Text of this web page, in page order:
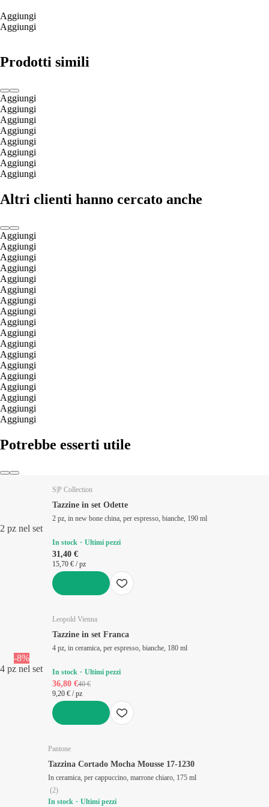
Aggiungi
Aggiungi
Prodotti simili
Aggiungi
Aggiungi
Aggiungi
Aggiungi
Aggiungi
Aggiungi
Aggiungi
Aggiungi
Altri clienti hanno cercato anche
Aggiungi
Aggiungi
Aggiungi
Aggiungi
Aggiungi
Aggiungi
Aggiungi
Aggiungi
Aggiungi
Aggiungi
Aggiungi
Aggiungi
Aggiungi
Aggiungi
Aggiungi
Aggiungi
Aggiungi
Aggiungi
Potrebbe esserti utile
2 pz nel set
S|P Collection
Tazzine in set Odette
2 pz, in new bone china, per espresso, bianche, 190 ml
In stock Ultimi pezzi
31,40 €
15,70 € / pz
-8%
4 pz nel set
Leopold Vienna
Tazzine in set Franca
4 pz, in ceramica, per espresso, bianche, 180 ml
In stock Ultimi pezzi
36,80 €40 €
9,20 € / pz
Pantone
Tazzina Cortado Mocha Mousse 17-1230
In ceramica, per cappuccino, marrone chiaro, 175 ml
(2)
In stock
Ultimi pezzi